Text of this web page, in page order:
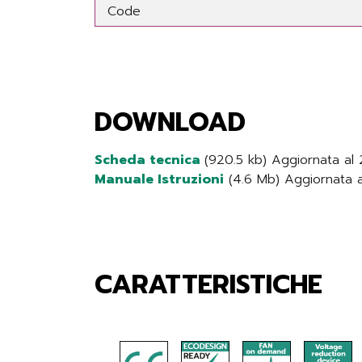
Code
DOWNLOAD
Scheda tecnica (920.5 kb) Aggiornata
Manuale Istruzioni (4.6 Mb)
CARATTERISTICHE